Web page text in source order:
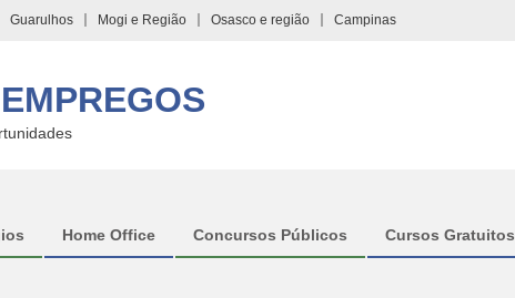
Guarulhos Mogi e Região Osasco e região Campinas
Home Office Concursos Públicos Cursos Gratuitos